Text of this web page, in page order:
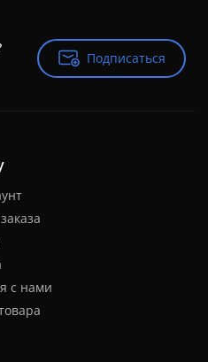
Подписаться
Подписаться
с нами